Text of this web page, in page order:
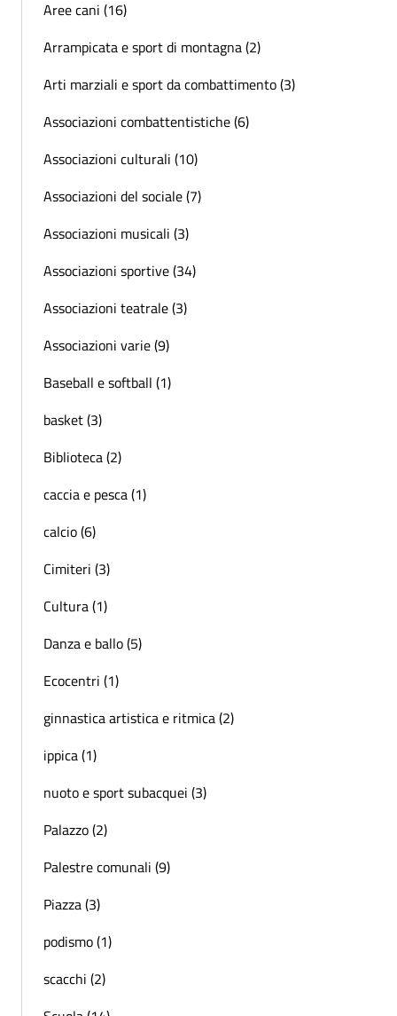
Aree cani (16)
Arrampicata e sport di montagna (2)
Arti marziali e sport da combattimento (3)
Associazioni combattentistiche (6)
Associazioni culturali (10)
Associazioni del sociale (7)
Associazioni musicali (3)
Associazioni sportive (34)
Associazioni teatrale (3)
Associazioni varie (9)
Baseball e softball (1)
basket (3)
Biblioteca (2)
caccia e pesca (1)
calcio (6)
Cimiteri (3)
Cultura (1)
Danza e ballo (5)
Ecocentri (1)
ginnastica artistica e ritmica (2)
ippica (1)
nuoto e sport subacquei (3)
Palazzo (2)
Palestre comunali (9)
Piazza (3)
podismo (1)
scacchi (2)